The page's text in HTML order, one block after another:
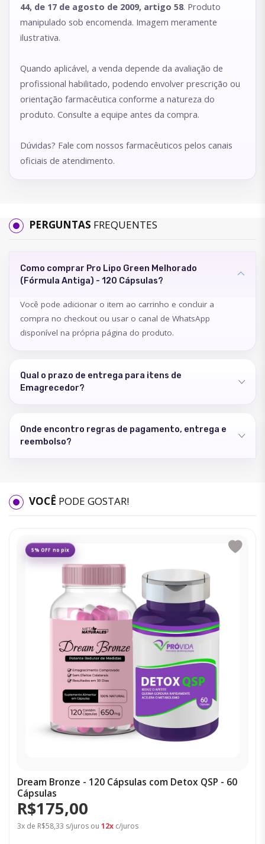
44, de 17 de agosto de 2009, artigo 58. Produto
manipulado sob encomenda. Imagem meramente
ilustrativa.
Quando aplicável, a venda depende da avaliação de
profissional habilitado, podendo envolver prescrição ou
orientação farmacêutica conforme a natureza do
produto. Consulte a equipe antes da compra.
Dúvidas? Fale com nossos farmacêuticos pelos canais
oficiais de atendimento.
PERGUNTAS FREQUENTES
Como comprar Pro Lipo Green Melhorado
(Fórmula Antiga) - 120 Cápsulas?
Você pode adicionar o item ao carrinho e concluir a
compra no checkout ou usar o canal de WhatsApp
disponível na própria página do produto.
Qual o prazo de entrega para itens de
Emagrecedor?
Onde encontro regras de pagamento, entrega e
reembolso?
VOCÊ PODE GOSTAR!
5% OFF no pix
Dream Bronze - 120 Cápsulas com Detox QSP - 60
Cápsulas
R$175,00
3x de R$58,33 s/juros ou 12xc/juros